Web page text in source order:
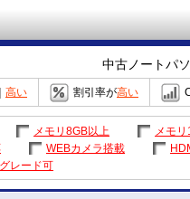
中古ノートパ
高い 割引率が高い
メモリ8GB以上 メモ
WEBカメラ搭載
レード可